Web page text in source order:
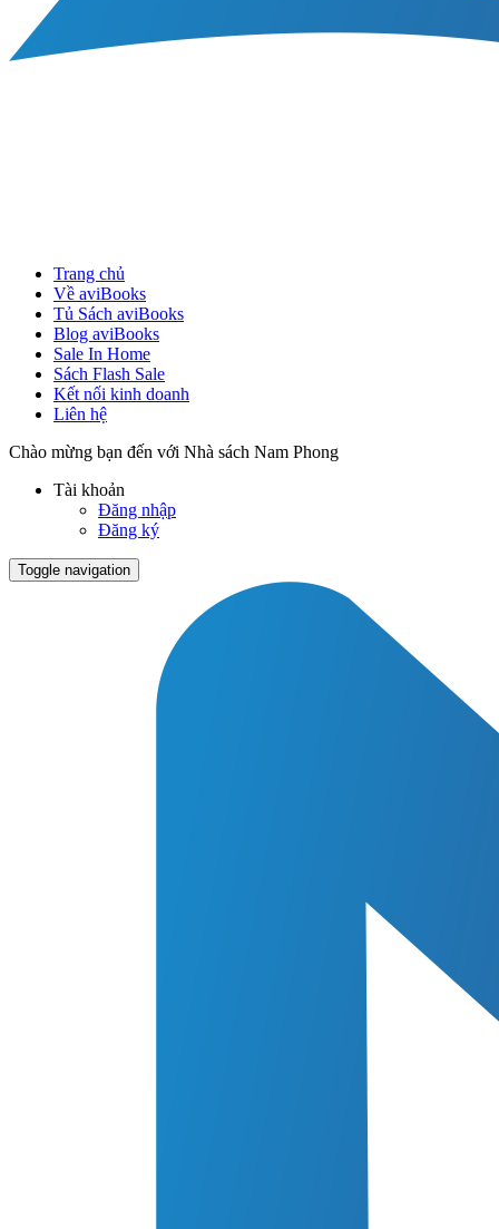
Trang chủ
Về aviBooks
Tủ Sách aviBooks
Blog aviBooks
Sale In Home
Sách Flash Sale
Kết nối kinh doanh
Liên hệ
Chào mừng bạn đến với Nhà sách Nam Phong
Tài khoản
Đăng nhập
Đăng ký
Toggle navigation